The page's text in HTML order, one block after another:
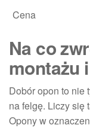
Cena
Na co
montażu
Dobór opon to nie
na felgę. Liczy się
Opony w